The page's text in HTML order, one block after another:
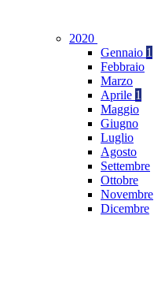
2020
Gennaio 1
Febbraio
Marzo
Aprile 1
Maggio
Giugno
Luglio
Agosto
Settembre
Ottobre
Novembre
Dicembre